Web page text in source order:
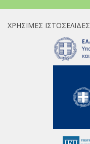
ΧΡΉΣΙΜΕΣ ΙΣΤΟΣΕΛΊΔΕΣ